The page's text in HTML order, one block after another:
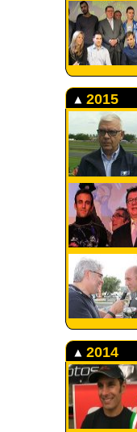
2015
2014